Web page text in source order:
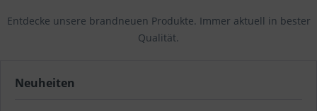
Entdecke unsere brandneuen Produkte. Immer aktuell in bester
Qualität.
Neuheiten